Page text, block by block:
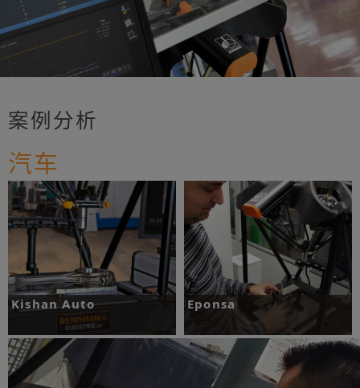
案例分析
汽车
Kishan Auto
Equator™比对仪将比对测量时间和成本
减少80%，尽管温差范围达到21 °C，但
测量精度保持不变。
Eponsa
测量复杂特征时，Equator™比对仪可大
为缩短非生产性的等待时间。